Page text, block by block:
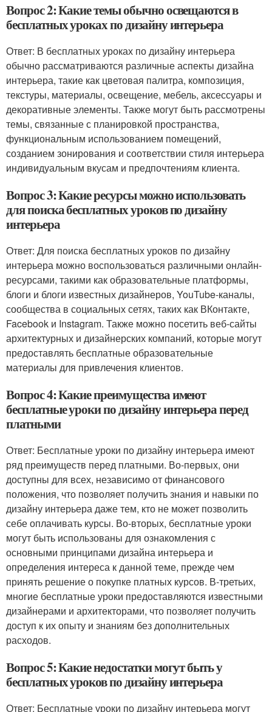
Вопрос 2: Какие темы обычно освещаются в
бесплатных уроках по дизайну интерьера
Ответ: В бесплатных уроках по дизайну интерьера
обычно рассматриваются различные аспекты дизайна
интерьера, такие как цветовая палитра, композиция,
текстуры, материалы, освещение, мебель, аксессуары и
декоративные элементы. Также могут быть рассмотрены
темы, связанные с планировкой пространства,
функциональным использованием помещений,
созданием зонирования и соответствии стиля интерьера
индивидуальным вкусам и предпочтениям клиента.
Вопрос 3: Какие ресурсы можно использовать
для поиска бесплатных уроков по дизайну
интерьера
Ответ: Для поиска бесплатных уроков по дизайну
интерьера можно воспользоваться различными онлайн-
ресурсами, такими как образовательные платформы,
блоги и блоги известных дизайнеров, YouTube-каналы,
сообщества в социальных сетях, таких как ВКонтакте,
Facebook и Instagram. Также можно посетить веб-сайты
архитектурных и дизайнерских компаний, которые могут
предоставлять бесплатные образовательные
материалы для привлечения клиентов.
Вопрос 4: Какие преимущества имеют
бесплатные уроки по дизайну интерьера перед
платными
Ответ: Бесплатные уроки по дизайну интерьера имеют
ряд преимуществ перед платными. Во-первых, они
доступны для всех, независимо от финансового
положения, что позволяет получить знания и навыки по
дизайну интерьера даже тем, кто не может позволить
себе оплачивать курсы. Во-вторых, бесплатные уроки
могут быть использованы для ознакомления с
основными принципами дизайна интерьера и
определения интереса к данной теме, прежде чем
принять решение о покупке платных курсов. В-третьих,
многие бесплатные уроки предоставляются известными
дизайнерами и архитекторами, что позволяет получить
доступ к их опыту и знаниям без дополнительных
расходов.
Вопрос 5: Какие недостатки могут быть у
бесплатных уроков по дизайну интерьера
Ответ: Бесплатные уроки по дизайну интерьера могут